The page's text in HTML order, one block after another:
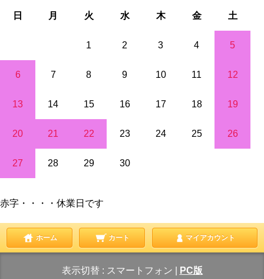
日 月 火 水 木 金 土
1 2 3 4 5
6 7 8 9 10 11 12
13 14 15 16 17 18 19
20 21 22 23 24 25 26
27 28 29 30
赤字・・・・休業日です
ホーム カート マイアカウント
表示切替 : スマートフォン PC版